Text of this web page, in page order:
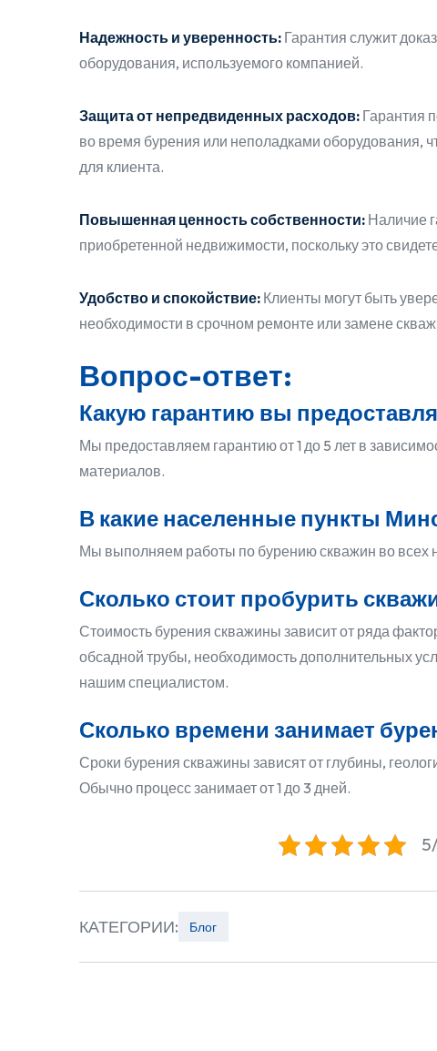
Надежность и уверенность: Гарантия служит
оборудования, используемого компанией.
Защита от непредвиденных расходов: Гарантия
во время бурения или неполадками оборудования,
для клиента.
Повышенная ценность собственности: Наличие
приобретенной недвижимости, поскольку это
Удобство и спокойствие: Клиенты могут быть
необходимости в срочном ремонте или замене
Вопрос-ответ:
Какую гарантию вы
Мы предоставляем гарантию от 1 до 5 лет в
материалов.
В какие населенные пункты
Мы выполняем работы по бурению скважин во всех
Сколько стоит пробурить
Стоимость бурения скважины зависит от ряда
обсадной трубы, необходимость дополнительных
нашим специалистом.
Сколько времени занимает
Сроки бурения скважины зависят от глубины,
Обычно процесс занимает от 1 до 3 дней.
КАТЕГОРИИ: Блог